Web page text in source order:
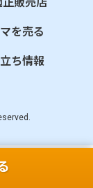
を売る
ち情報